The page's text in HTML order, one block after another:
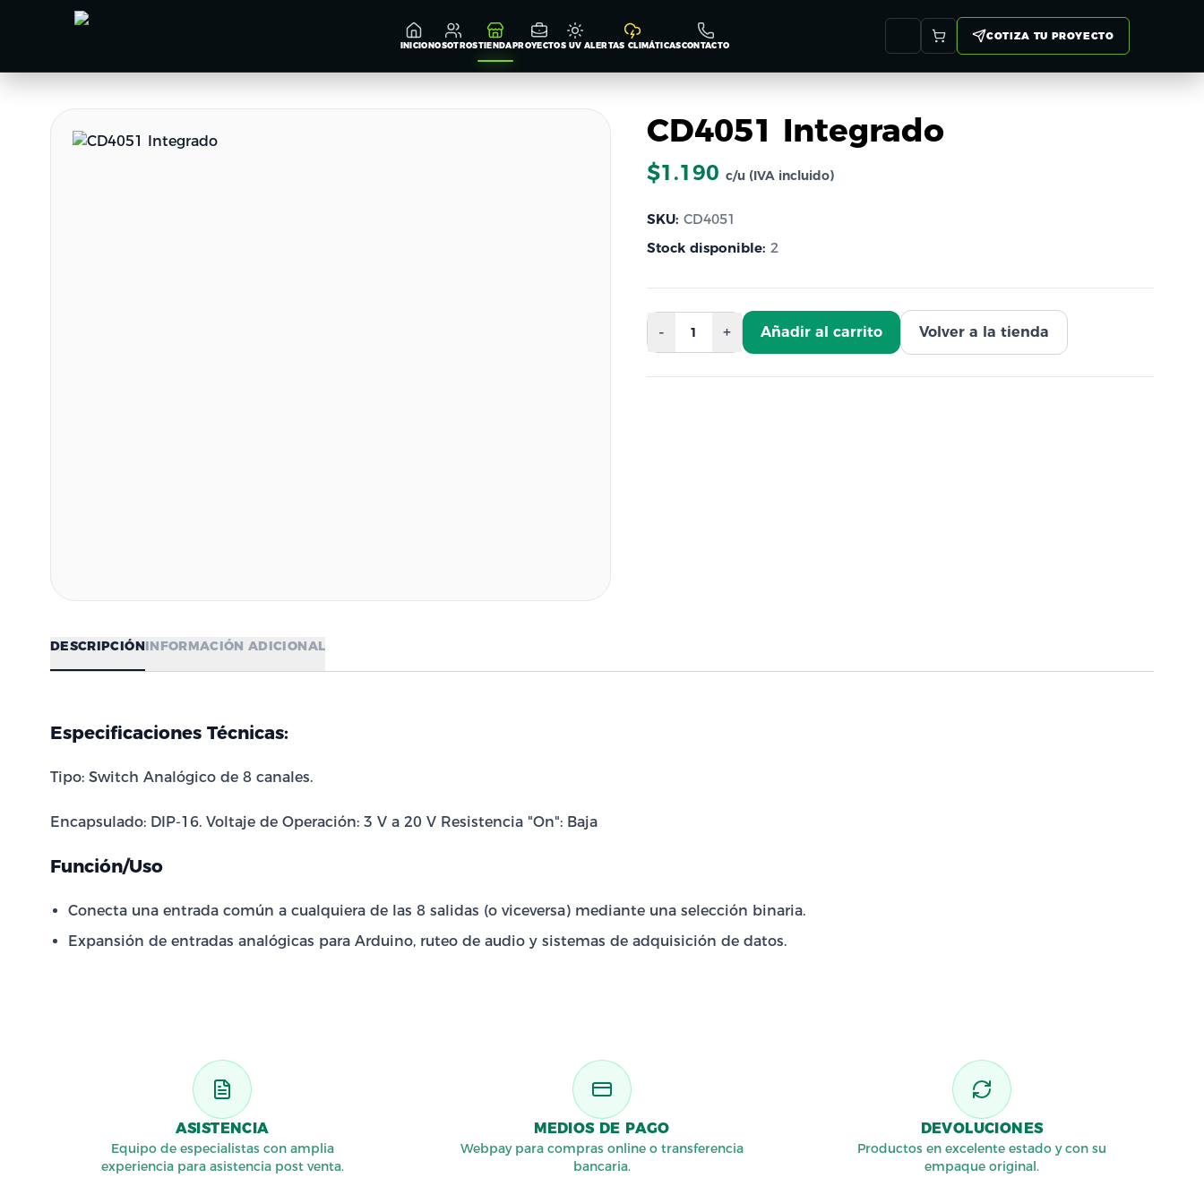
INICIONOSOTROSTIENDAPROYECTOS UV ALERTAS CLIMÁTICASCONTACTO
COTIZA TU PROYECTO
CD4051 Integrado
$1.190 c/u (IVA incluido)
SKU: CD4051
Stock disponible: 2
- 1 + Añadir al carrito Volver a la tienda
DESCRIPCIÓNINFORMACIÓN ADICIONAL
Especificaciones Técnicas:
Tipo: Switch Analógico de 8 canales.
Encapsulado: DIP-16. Voltaje de Operación: 3 V a 20 V Resistencia "On": Baja
Función/Uso
Conecta una entrada común a cualquiera de las 8 salidas (o viceversa) mediante una selección binaria.
Expansión de entradas analógicas para Arduino, ruteo de audio y sistemas de adquisición de datos.
ASISTENCIA
Equipo de especialistas con amplia
experiencia para asistencia post venta.
MEDIOS DE PAGO
Webpay para compras online o transferencia
bancaria.
DEVOLUCIONES
Productos en excelente estado y con su
empaque original.